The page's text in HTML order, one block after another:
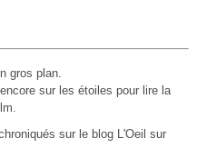
gros plan.
sur les étoiles pour lire la
sur le blog L'Oeil sur